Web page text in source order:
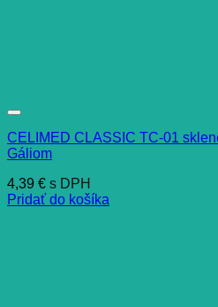
CELIMED CLASSIC TC-01
Gáliom
4,39 € s DPH
Pridať do košíka